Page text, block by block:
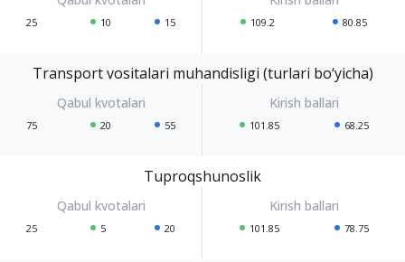
25 10 15 109.2 80.85
Transport vositalari muhandisligi (turlari bo‘yicha)
75 20 55 101.85 68.25
Tuproqshunoslik
25 5 20 101.85 78.75